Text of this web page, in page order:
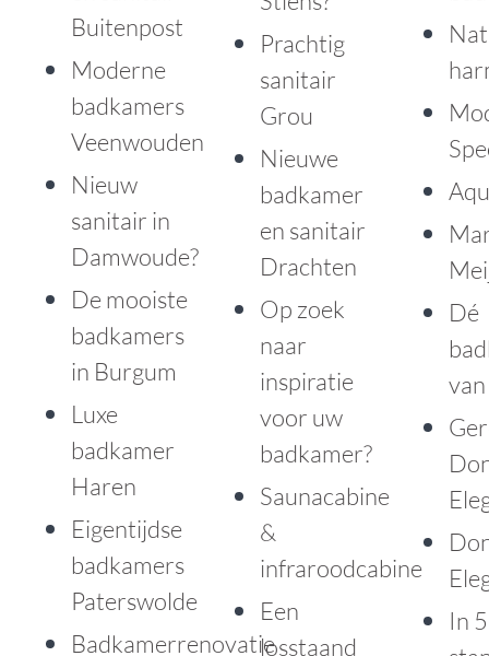
Buitenpost
Moderne
badkamers
Veenwouden
Nieuw
sanitair in
Damwoude?
De mooiste
badkamers
in Burgum
Luxe
badkamer
Haren
Eigentijdse
badkamers
Paterswolde
Badkamerrenovatie
Prachtig
sanitair
Grou
Nieuwe
badkamer
en sanitair
Drachten
Op zoek
naar
inspiratie
voor uw
badkamer?
Saunacabine
&
infraroodcabine
Een
losstaand
Dé
In 5